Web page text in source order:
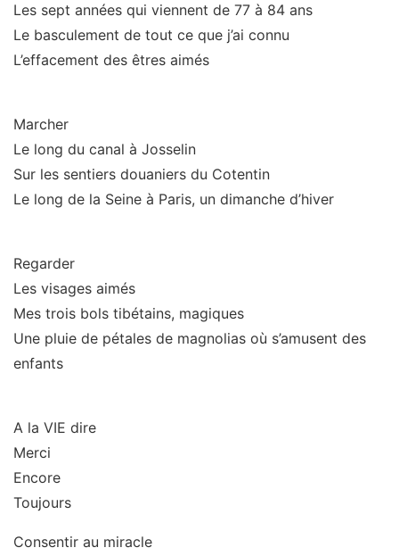
Les sept années qui viennent de 77 à 84 ans
Le basculement de tout ce que j’ai connu
L’effacement des êtres aimés
Marcher
Le long du canal à Josselin
Sur les sentiers douaniers du Cotentin
Le long de la Seine à Paris, un dimanche d’hiver
Regarder
Les visages aimés
Mes trois bols tibétains, magiques
Une pluie de pétales de magnolias où s’amusent des
enfants
A la VIE dire
Merci
Encore
Toujours
Consentir au miracle